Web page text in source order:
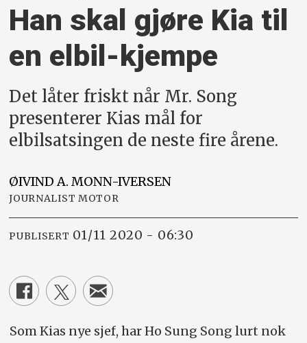
Han skal gjøre Kia til
en elbil-kjempe
Det låter friskt når Mr. Song
presenterer Kias mål for
elbilsatsingen de neste fire årene.
ØIVIND A. MONN-IVERSEN
JOURNALIST MOTOR
PUBLISERT 01/11 2020 - 06:30
Som Kias nye sjef, har Ho Sung Song lurt nok